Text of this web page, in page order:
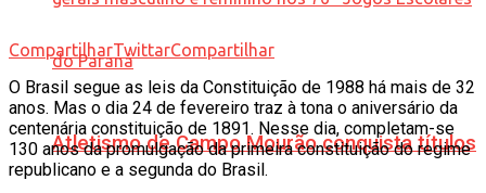
Atletismo de Campo Mourão conquista títulos
CompartilharTwittarCompartilhar
O Brasil segue as leis da Constituição de 1988 há mais de 32
anos. Mas o dia 24 de fevereiro traz à tona o aniversário da
centenária constituição de 1891. Nesse dia, completam-se
130 anos da promulgação da primeira constituição do regime
republicano e a segunda do Brasil.